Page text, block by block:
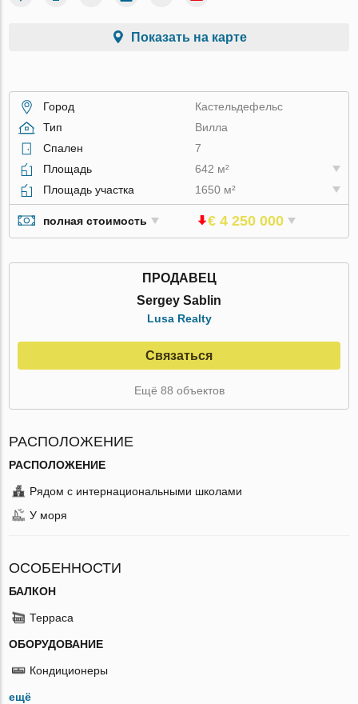
Показать на карте
Город
Кастельдефельс
Тип
Вилла
Спален
7
Площадь
642 м²
Площадь участка
1650 м²
полная стоимость € 4 250 000
ПРОДАВЕЦ
Sergey Sablin
Lusa Realty
Связаться
Ещё 88 объектов
РАСПОЛОЖЕНИЕ
РАСПОЛОЖЕНИЕ
Рядом с интернациональными школами
У моря
ОСОБЕННОСТИ
БАЛКОН
Терраса
ОБОРУДОВАНИЕ
Кондиционеры
ещё